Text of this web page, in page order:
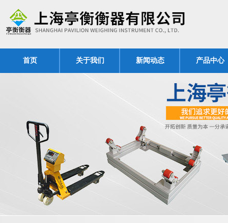
首页 关于我们 新闻动态 产品中心